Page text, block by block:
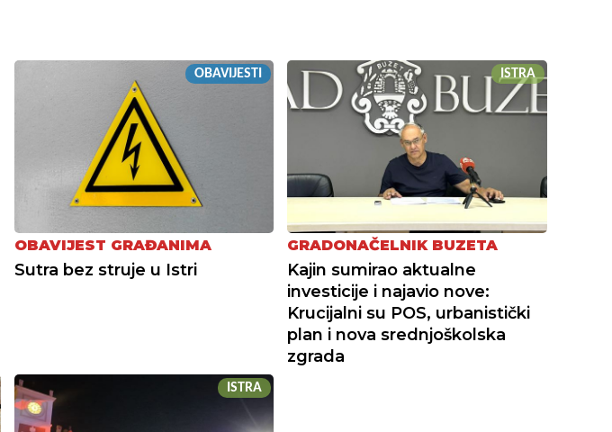
OBAVIJESTI
OBAVIJEST GRAĐANIMA
Sutra bez struje u Istri
ISTRA
GRADONAČELNIK BUZETA
Kajin sumirao aktualne
investicije i najavio nove:
Krucijalni su POS, urbanistički
plan i nova srednjoškolska
zgrada
ISTRA